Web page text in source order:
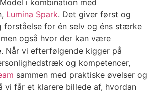
Lumina Spark. Det giver først og
forståelse for én selv og éns stærke
også hvor der kan være
Når vi efterfølgende kigger på
og kompetencer,
sammen med praktiske øvelser og
vi får et klarere billede af, hvordan